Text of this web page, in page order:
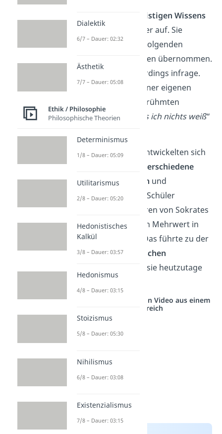
Grundlagen des geistigen Wissens
bauten die Vorsokratiker auf. Sie
wurden von allen nachfolgenden
griechischen Philosophen übernommen.
stellte sie allerdings infrage.
Nur so konnte er zu seiner eigenen
Philosophie und der berühmten
Aussage „Ich weiß, dass ich nichts weiß“
Aus Sokrates‘ Lehren entwickelten sich
im Laufe der Zeit viele
verschiedene
philosophische Schulen und
Denkrichtungen. Seine Schüler
überarbeiteten die Lehren von Sokrates
weiter oder sahen einen Mehrwert in
anderen Denkweisen. Das führte zu der
Vielzahl an philosophischen
, wie wir sie heutzutage
Studyflix vernetzt: Hier ein Video aus einem
anderen Bereich
Dialektik
6/7 – Dauer: 02:32
Ästhetik
7/7 – Dauer: 05:08
Ethik / Philosophie
Philosophische Theorien
Determinismus
1/8 – Dauer: 05:09
Utilitarismus
2/8 – Dauer: 05:20
Hedonistisches
Kalkül
3/8 – Dauer: 03:57
Hedonismus
4/8 – Dauer: 03:15
Stoizismus
5/8 – Dauer: 05:30
Nihilismus
6/8 – Dauer: 03:08
Existenzialismus
7/8 – Dauer: 03:15